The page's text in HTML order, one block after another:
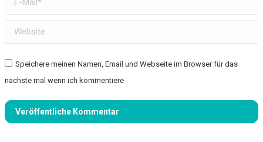
Website
Speichere meinen Namen, Email und Webseite im Browser für das
nächste mal wenn ich kommentiere
Veröffentliche Kommentar